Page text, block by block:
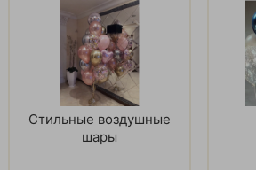
Стильные воздушные
шары